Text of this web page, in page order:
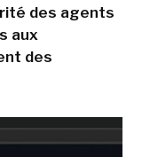
des agents
aux
des